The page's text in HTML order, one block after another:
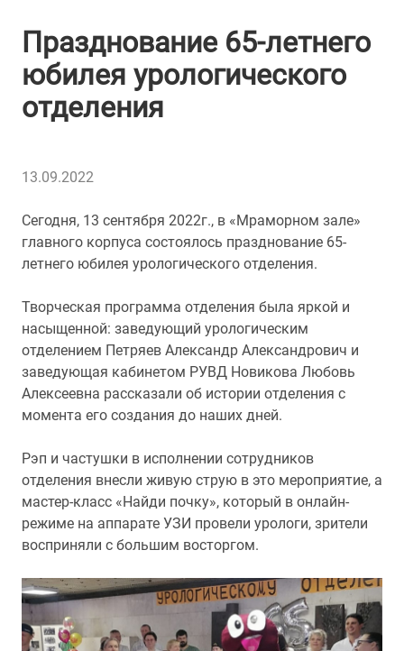
Празднование 65-летнего
юбилея урологического
отделения
13.09.2022
Сегодня, 13 сентября 2022г., в «Мраморном зале»
главного корпуса состоялось празднование 65-
летнего юбилея урологического отделения.
Творческая программа отделения была яркой и
насыщенной: заведующий урологическим
отделением Петряев Александр Александрович и
заведующая кабинетом РУВД Новикова Любовь
Алексеевна рассказали об истории отделения с
момента его создания до наших дней.
Рэп и частушки в исполнении сотрудников
отделения внесли живую струю в это мероприятие, а
мастер-класс «Найди почку», который в онлайн-
режиме на аппарате УЗИ провели урологи, зрители
восприняли с большим восторгом.